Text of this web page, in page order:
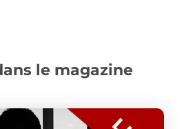
le magazine